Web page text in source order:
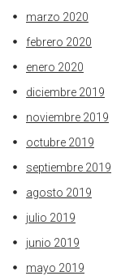
marzo 2020
febrero 2020
enero 2020
diciembre 2019
noviembre 2019
octubre 2019
septiembre 2019
agosto 2019
julio 2019
junio 2019
mayo 2019